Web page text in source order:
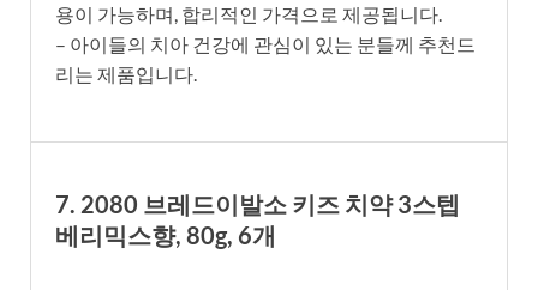
용이 가능하며, 합리적인 가격으로 제공됩니다.
– 아이들의 치아 건강에 관심이 있는 분들께 추천드
리는 제품입니다.
7. 2080 브레드이발소 키즈 치약 3스텝
베리믹스향, 80g, 6개